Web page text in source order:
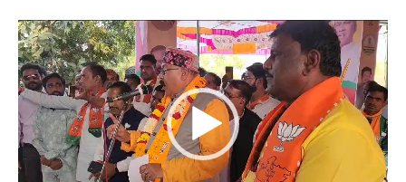
V
I
D
E
O
P
L